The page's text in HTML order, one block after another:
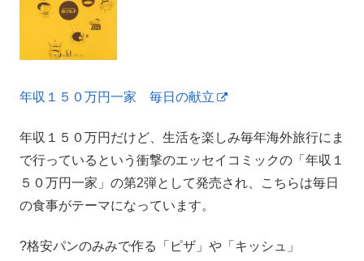
年収１５０万円一家 毎日の献立
年収１５０万円だけど、生活を楽しみ毎年海外旅行にま
で行っているという衝撃のエッセイコミックの「年収１
５０万円一家」の第2弾として発売され、こちらは毎日
の食事がテーマになっています。
?格安パンのみみで作る「ピザ」や「キッシュ」